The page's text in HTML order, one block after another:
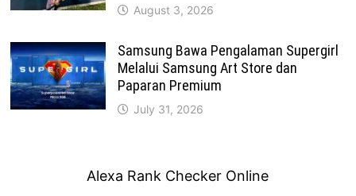
August 3, 2026
Samsung Bawa Pengalaman Supergirl
Melalui Samsung Art Store dan
Paparan Premium
July 31, 2026
Alexa Rank Checker Online